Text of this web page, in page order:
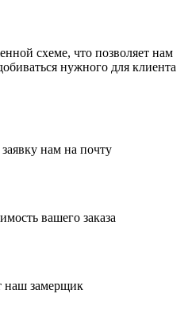
схеме, что позволяет нам
нужного для клиента
нам на почту
вашего заказа
наш замерщик